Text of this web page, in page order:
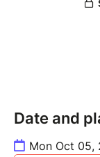
Date and
Mon Oct 05,